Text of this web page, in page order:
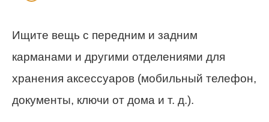
Ищите вещь с передним и задним
карманами и другими отделениями для
хранения аксессуаров (мобильный телефон,
документы, ключи от дома и т. д.).